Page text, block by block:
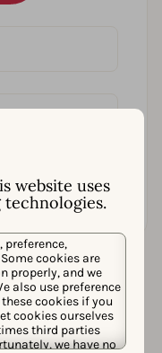
website uses
preference,
cookies are
properly, and we
also use preference
cookies if you
cookies ourselves
third parties
we have no